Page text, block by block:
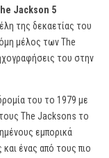
Jackson 5
της δεκαετίας του
μέλος των The
του στην
του το 1979 με
The Jacksons το
εμπορικά
ένας από τους πιο